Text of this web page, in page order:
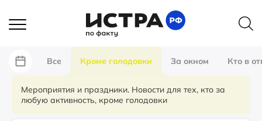
Все Кроме голодовки За окном Кто в
Мероприятия и праздники. Новости для тех, кто за
любую активность, кроме голодовки